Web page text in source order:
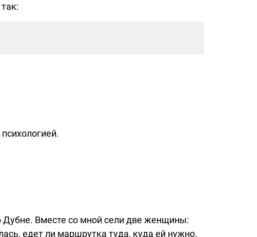
Вместе со мной сели две женщины:
едет ли маршрутка туда, куда ей нужно.